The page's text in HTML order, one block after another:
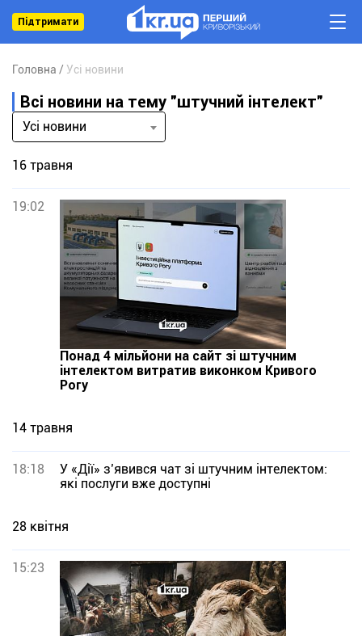
Підтримати
Головна Усі новини
Всі новини на тему "штучний інтелект"
Усі новини
16 травня
19:02
Понад 4 мільйони на сайт зі штучним
інтелектом витратив виконком Кривого
Рогу
14 травня
18:18
У «Дії» з’явився чат зі штучним інтелектом:
які послуги вже доступні
28 квітня
15:23